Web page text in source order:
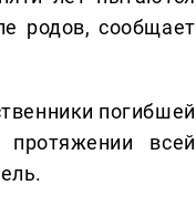
родов, сообщает
погибшей
всей